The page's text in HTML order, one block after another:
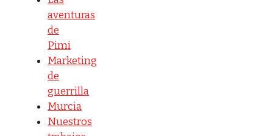
aventuras
de
Pimi
Marketing
de
guerrilla
Murcia
Nuestros